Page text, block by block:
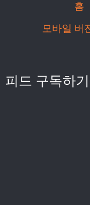
홈
모바일 버
피드 구독하